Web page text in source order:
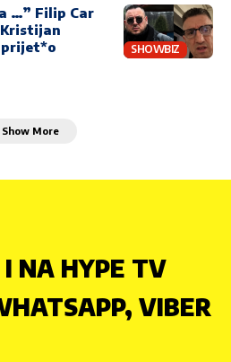
SHOWBIZ
…” Filip Car
prijet*o
Show More
I NA HYPE TV
VIBER